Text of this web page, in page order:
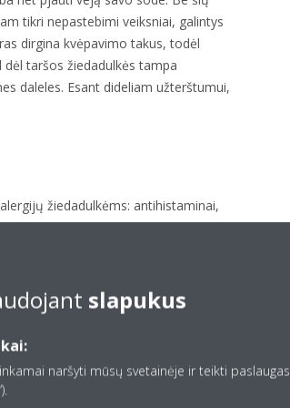
tikri nepastebimi veiksniai, galintys
dirgina kvėpavimo takus, todėl
taršos žiedadulkės tampa
daleles. Esant dideliam užterštumui,
žiedadulkėms: antihistaminai,
„tik“ gydo alergijos simptomus, ir
metus, kurio tikslas yra
alergenais.
rinkoje taip pat galima rasti naujų
– orą su žiedadulkėmis. Dabar
virusus ir bakterijas iš aplinkos oro,
žiedadulkes.
slapukus
naršyti mūsų svetainėje ir teikti